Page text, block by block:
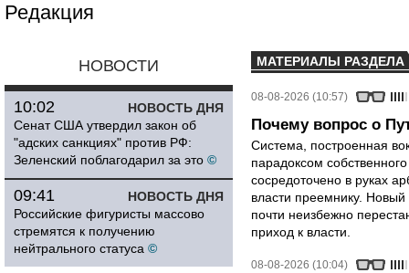
Редакция
НОВОСТИ
НОВОСТЬ ДНЯ
10:02
Сенат США утвердил закон об
"адских санкциях" против РФ:
Зеленский поблагодарил за это ©
НОВОСТЬ ДНЯ
09:41
Российские фигуристы массово
стремятся к получению
нейтрального статуса ©
МАТЕРИАЛЫ РАЗДЕЛА
08-08-2026 (10:57)
Почему вопрос о
Система, построенная
парадоксом
сосредоточено в руках
власти преемнику.
почти неизбежно
приход к власти.
08-08-2026 (10:04)